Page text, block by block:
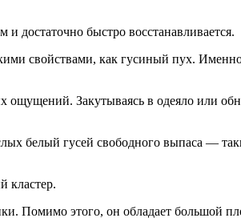
достаточно быстро восстанавливается.
свойствами, как гусиный пух.
ощущений. Закутываясь в одеяло или
белый гусей свободного выпаса —
кластер.
Помимо этого, он обладает